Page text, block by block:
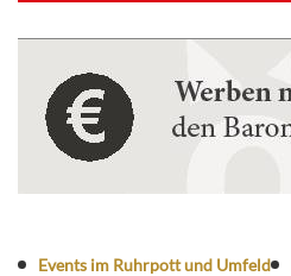
Events im Ruhrpott und Umfeld